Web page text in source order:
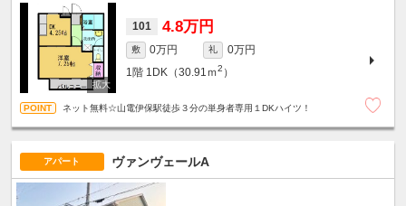
101 4.8万円
敷 0万円 礼
0万円
1階 1DK（30.91ｍ2 ）
ネット無料☆山電伊保駅徒歩３分の単身者専用１DKハイツ！
アパート ヴァンヴェールA